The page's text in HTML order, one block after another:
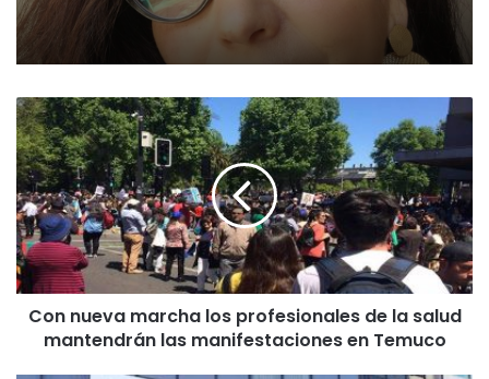
C
o
n
n
u
e
v
a
m
Con nueva marcha los profesionales de la salud
mantendrán las manifestaciones en Temuco